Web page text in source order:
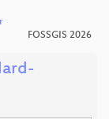
FOSSGIS 2026